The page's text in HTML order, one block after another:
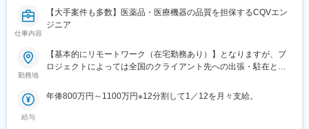
仕事内容
【大手案件も多数】医薬品・医療機器の品質を担保するCQVエン
ジニア
勤務地
【基本的にリモートワーク（在宅勤務あり）】となりますが、プ
ロジェクトによっては全国のクライアント先への出張・駐在とな
慮の上決定いたします。
給与
年俸800万円～1100万円※12分割して1／12を月々支給。